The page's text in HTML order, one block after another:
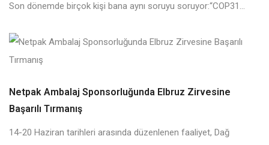
Son dönemde birçok kişi bana aynı soruyu soruyor:“COP31...
Netpak Ambalaj Sponsorluğunda Elbruz Zirvesine
Başarılı Tırmanış
14-20 Haziran tarihleri arasında düzenlenen faaliyet, Dağ